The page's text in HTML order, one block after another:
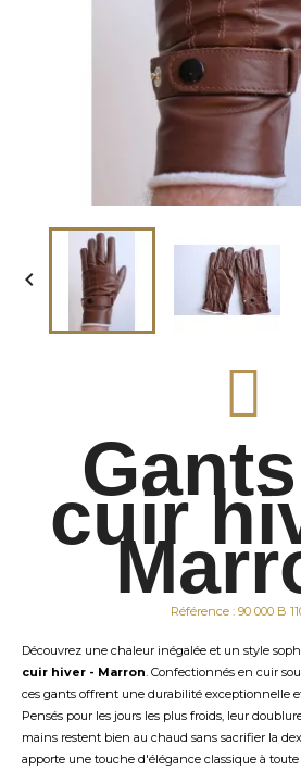

cuir
Référence : 90 000 B
Découvrez une chaleur inégalée et un style
cuir hiver - Marron. Confectionnés en cuir
ces gants offrent une durabilité exceptionnelle
Pensés pour les jours les plus froids, leur
mains restent bien au chaud sans sacrifier la
apporte une touche d'élégance classique à